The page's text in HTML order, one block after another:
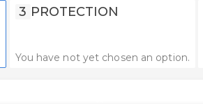
3 PROTECTION
You have not yet chosen an option.